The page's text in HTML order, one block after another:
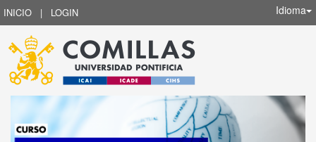
INICIO | LOGIN Idioma